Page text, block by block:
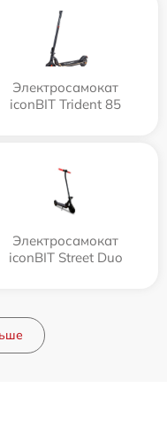
Электросамокат
iconBIT Trident 85
Электросамокат
iconBIT Street Duo